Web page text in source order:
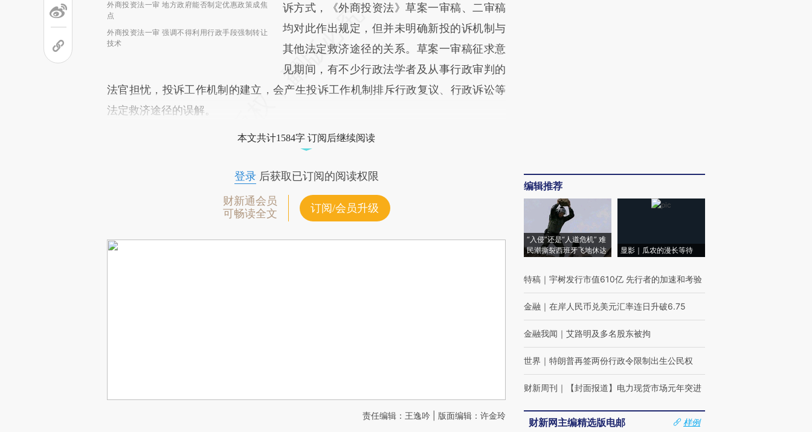
外商投资法一审 地方政府能否制定优惠政策成焦
点
外商投资法一审 强调不得利用行政手段强制转让
技术
诉方式，《外商投资法》草案一审稿、二审稿
均对此作出规定，但并未明确新投的诉机制与
其他法定救济途径的关系。草案一审稿征求意
见期间，有不少行政法学者及从事行政审判的
法官担忧，投诉工作机制的建立，会产生投诉工作机制排斥行政复议、行政诉讼等
法定救济途径的误解。
本文共计1584字 订阅后继续阅读
登录后获取已订阅的阅读权限
财新通会员
可畅读全文
订阅/会员升级
责任编辑：王逸吟 | 版面编辑：许金玲
编辑推荐
“入侵”还是“人道危机” 难
民潮撕裂西班牙飞地休达
显影｜瓜农的漫长等待
特稿 ｜ 宇树发行市值610亿 先行者的加速和考验
金融 ｜ 在岸人民币兑美元汇率连日升破6.75
金融我闻 ｜ 艾路明及多名股东被拘
世界 ｜ 特朗普再签两份行政令限制出生公民权
财新周刊 ｜ 【封面报道】电力现货市场元年突进
财新网主编精选版电邮
样例